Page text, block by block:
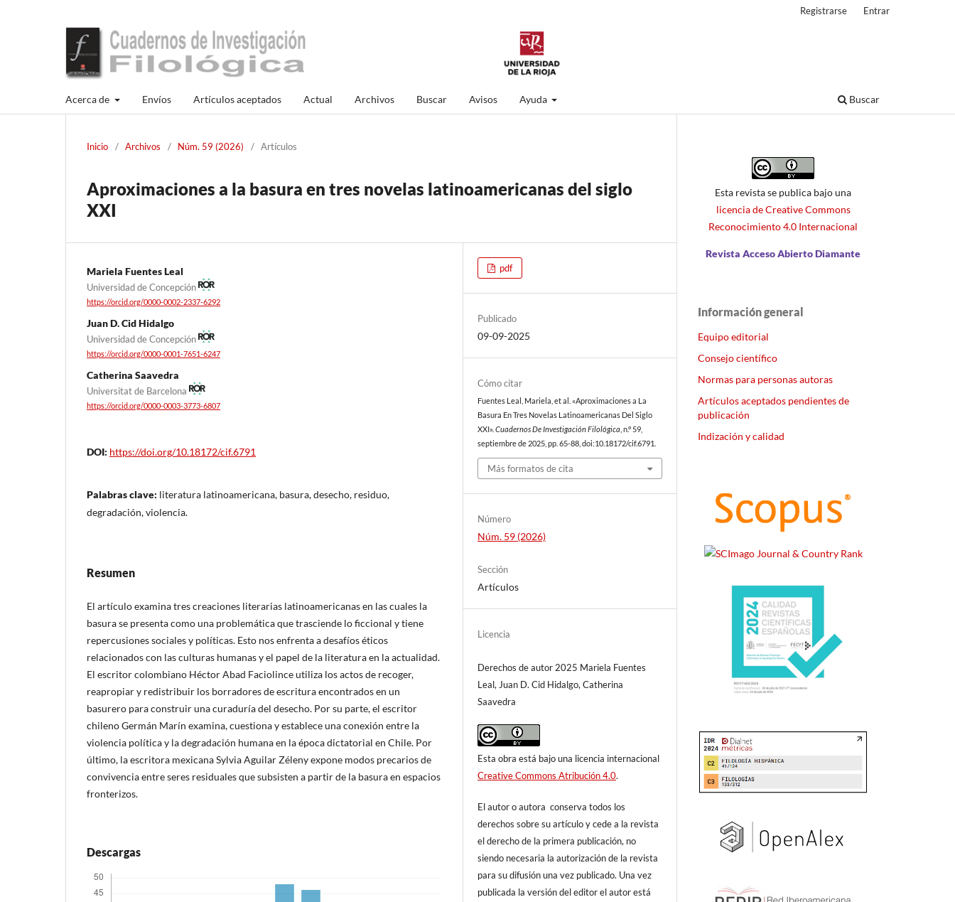
Acerca de Envíos Artículos aceptados Actual Archivos Buscar Avisos Ayuda Buscar
Registrarse Entrar
Inicio / Archivos / Núm. 59 (2026) / Artículos
Aproximaciones a la basura en tres novelas latinoamericanas del siglo
XXI
Mariela Fuentes Leal
Universidad de Concepción
https://orcid.org/0000-0002-2337-6292
Juan D. Cid Hidalgo
Universidad de Concepción
https://orcid.org/0000-0001-7651-6247
Catherina Saavedra
Universitat de Barcelona
https://orcid.org/0000-0003-3773-6807
DOI: https://doi.org/10.18172/cif.6791
Palabras clave: literatura latinoamericana, basura, desecho, residuo,
degradación, violencia.
Resumen
El artículo examina tres creaciones literarias latinoamericanas en las cuales la
basura se presenta como una problemática que trasciende lo ficcional y tiene
repercusiones sociales y políticas. Esto nos enfrenta a desafíos éticos
relacionados con las culturas humanas y el papel de la literatura en la actualidad.
El escritor colombiano Héctor Abad Faciolince utiliza los actos de recoger,
reapropiar y redistribuir los borradores de escritura encontrados en un
basurero para construir una curaduría del desecho. Por su parte, el escritor
chileno Germán Marín examina, cuestiona y establece una conexión entre la
violencia política y la degradación humana en la época dictatorial en Chile. Por
último, la escritora mexicana Sylvia Aguilar Zéleny expone modos precarios de
convivencia entre seres residuales que subsisten a partir de la basura en espacios
fronterizos.
Descargas
pdf
Publicado
09-09-2025
Cómo citar
Fuentes Leal, Mariela, et al. «Aproximaciones a La
Basura En Tres Novelas Latinoamericanas Del Siglo
XXI».Cuadernos De Investigación Filológica , n.º 59,
septiembre de 2025, pp. 65-88, doi:10.18172/cif.6791.
Más formatos de cita
Número
Núm. 59 (2026)
Sección
Artículos
Licencia
Derechos de autor 2025 Mariela Fuentes
Leal, Juan D. Cid Hidalgo, Catherina
Saavedra
Esta obra está bajo una licencia internacional
Creative Commons Atribución 4.0.
El autor o autora conserva todos los
derechos sobre su artículo y cede a la revista
el derecho de la primera publicación, no
siendo necesaria la autorización de la revista
para su difusión una vez publicado. Una vez
publicada la versión del editor el autor está
Esta revista se publica bajo una
licencia de Creative Commons
Reconocimiento 4.0 Internacional
Revista Acceso Abierto Diamante
Información general
Equipo editorial
Consejo científico
Normas para personas autoras
Artículos aceptados pendientes de
publicación
Indización y calidad